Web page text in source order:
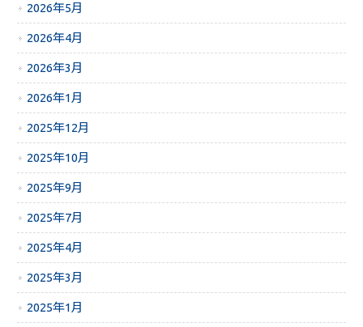
2026年5月
2026年4月
2026年3月
2026年1月
2025年12月
2025年10月
2025年9月
2025年7月
2025年4月
2025年3月
2025年1月